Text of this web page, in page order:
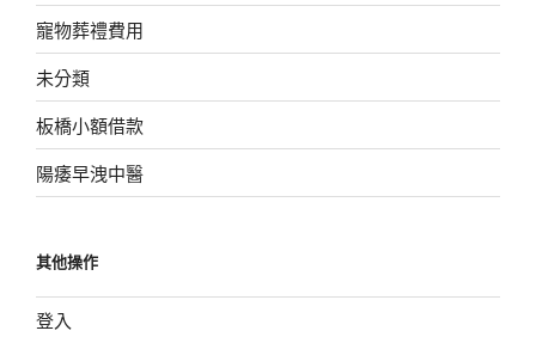
寵物葬禮費用
未分類
板橋小額借款
陽痿早洩中醫
其他操作
登入